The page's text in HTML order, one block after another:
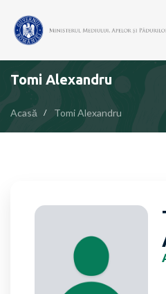
Tomi Alexandru
Acasă Tomi Alexandru